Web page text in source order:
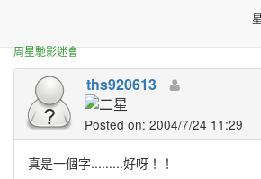
周星馳影迷會
周杰倫的新歌
ths920613
Posted on: 2004/7/24 11:29
真是一個字.........好呀！！